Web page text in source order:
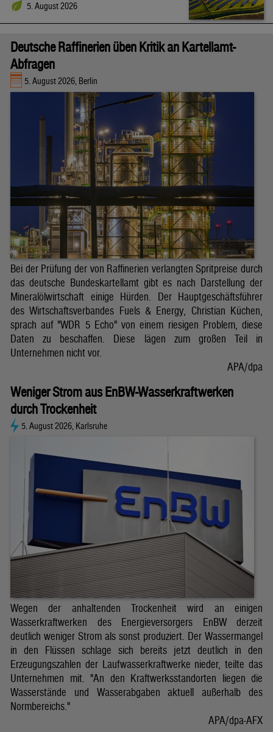
5. August 2026
Deutsche Raffinerien üben Kritik an Kartellamt-
Abfragen
5. August 2026, Berlin
Bei der Prüfung der von Raffinerien verlangten Spritpreise durch
das deutsche Bundeskartellamt gibt es nach Darstellung der
Mineralölwirtschaft einige Hürden. Der Hauptgeschäftsführer
des Wirtschaftsverbandes Fuels & Energy, Christian Küchen,
sprach auf "WDR 5 Echo" von einem riesigen Problem, diese
Daten zu beschaffen. Diese lägen zum großen Teil in
Unternehmen nicht vor.
APA/dpa
Weniger Strom aus EnBW-Wasserkraftwerken
durch Trockenheit
5. August 2026, Karlsruhe
Wegen der anhaltenden Trockenheit wird an einigen
Wasserkraftwerken des Energieversorgers EnBW derzeit
deutlich weniger Strom als sonst produziert. Der Wassermangel
in den Flüssen schlage sich bereits jetzt deutlich in den
Erzeugungszahlen der Laufwasserkraftwerke nieder, teilte das
Unternehmen mit. "An den Kraftwerksstandorten liegen die
Wasserstände und Wasserabgaben aktuell außerhalb des
Normbereichs."
APA/dpa-AFX